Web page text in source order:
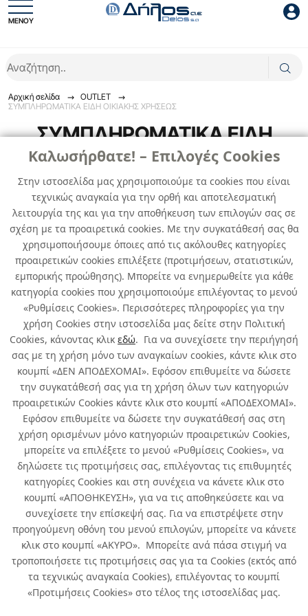
Καλωσήρθατε! – Επιλογές Cookies
Στην ιστοσελίδα μας χρησιμοποιούμε τα cookies που είναι
τεχνικώς αναγκαία για την ορθή και αποτελεσματική
λειτουργία της και για την αποθήκευση των επιλογών σας σε
σχέση με τα προαιρετικά cookies. Με την συγκατάθεσή σας θα
χρησιμοποιήσουμε όποιες από τις ακόλουθες κατηγορίες
προαιρετικών cookies επιλέξετε (προτιμήσεων, στατιστικών,
εμπορικής προώθησης). Μπορείτε να ενημερωθείτε για κάθε
κατηγορία cookies που χρησιμοποιούμε επιλέγοντας το μενού
«Ρυθμίσεις Cookies». Περισσότερες πληροφορίες για την
χρήση Cookies στην ιστοσελίδα μας δείτε στην Πολιτική
Cookies, κάνοντας κλικ εδώ. Για να συνεχίσετε την περιήγησή
σας με τη χρήση μόνο των αναγκαίων cookies, κάντε κλικ στο
κουμπί «ΔΕΝ ΑΠΟΔΕΧΟΜΑΙ». Εφόσον επιθυμείτε να δώσετε
την συγκατάθεσή σας για τη χρήση όλων των κατηγοριών
προαιρετικών Cookies κάντε κλικ στο κουμπί «ΑΠΟΔΕΧΟΜΑΙ».
Εφόσον επιθυμείτε να δώσετε την συγκατάθεσή σας στη
χρήση ορισμένων μόνο κατηγοριών προαιρετικών Cookies,
μπορείτε να επιλέξετε το μενού «Ρυθμίσεις Cookies», να
δηλώσετε τις προτιμήσεις σας, επιλέγοντας τις επιθυμητές
κατηγορίες Cookies και στη συνέχεια να κάνετε κλικ στο
κουμπί «ΑΠΟΘΗΚΕΥΣΗ», για να τις αποθηκεύσετε και να
συνεχίσετε την επίσκεψή σας. Για να επιστρέψετε στην
προηγούμενη οθόνη του μενού επιλογών, μπορείτε να κάνετε
κλικ στο κουμπί «ΑΚΥΡΟ». Μπορείτε ανά πάσα στιγμή να
τροποποιήσετε τις προτιμήσεις σας για τα Cookies (εκτός από
τα τεχνικώς αναγκαία Cookies), επιλέγοντας το κουμπί
«Προτιμήσεις Cookies» στο τέλος της ιστοσελίδας μας.
ΜΕΝΟΥ
Είσοδος
Ξέχασες το password;
Αρχική σελίδα
OUTLET
ΣΥΜΠΛΗΡΩΜΑΤΙΚΑ ΕΙΔΗ ΟΙΚΙΑΚΗΣ ΧΡΗΣΕΩΣ
ΣΥΜΠΛΗΡΩΜΑΤΙΚΑ ΕΙΔΗ
ΟΙΚΙΑΚΗΣ ΧΡΗΣΕΩΣ
ΣΥΜΠΛΗΡΩΜΑΤΙΚΑ ΕΙΔΗ ΟΙΚΙΑΚΗΣ ΧΡΗΣΕΩΣ
0προϊόντα
Δεν βρέθηκαν προϊόντα
Σχετικά με εμάς
Χρήσιμα
Όροι χρήσης & Ασφάλεια